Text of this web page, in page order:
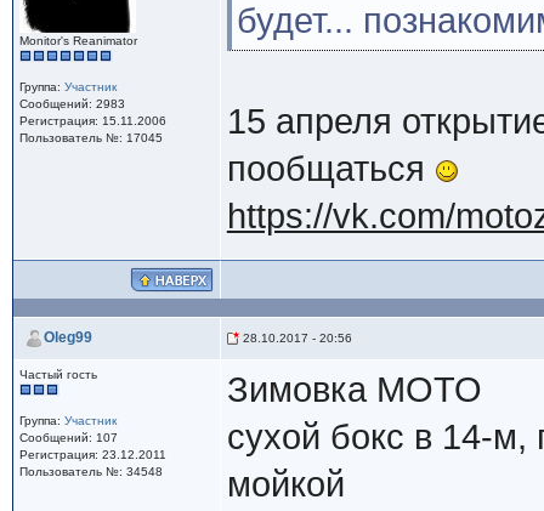
Monitor's Reanimator
Группа: Участник
Сообщений: 2983
Регистрация: 15.11.2006
Пользователь №: 17045
будет...
15 апреля
пообщаться
https://vk.com/
Oleg99 28.10.2017 - 20:56
Частый гость
Группа: Участник
Сообщений: 107
Регистрация: 23.12.2011
Пользователь №: 34548
Зимовка МОТО
сухой бокс в 14-м,
мойкой